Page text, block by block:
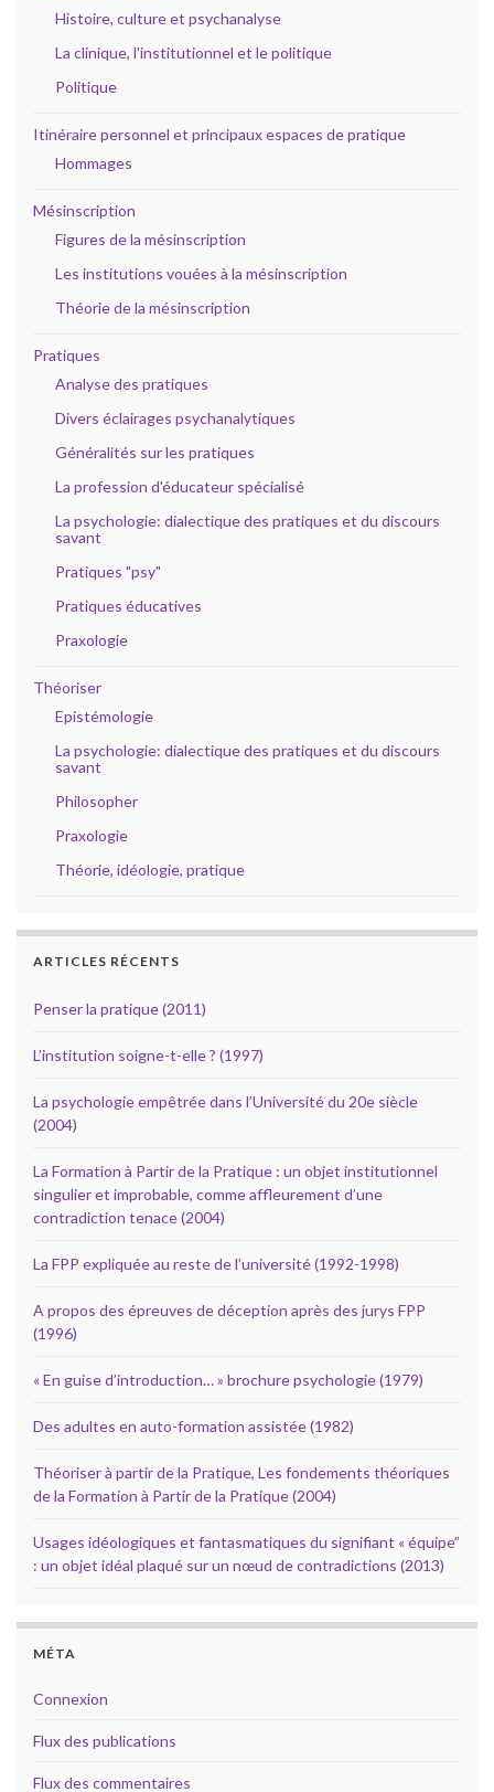
Histoire, culture et psychanalyse
La clinique, l'institutionnel et le politique
Politique
Itinéraire personnel et principaux espaces de pratique
Hommages
Mésinscription
Figures de la mésinscription
Les institutions vouées à la mésinscription
Théorie de la mésinscription
Pratiques
Analyse des pratiques
Divers éclairages psychanalytiques
Généralités sur les pratiques
La profession d'éducateur spécialisé
La psychologie: dialectique des pratiques et du discours
savant
Pratiques "psy"
Pratiques éducatives
Praxologie
Théoriser
Epistémologie
La psychologie: dialectique des pratiques et du discours
savant
Philosopher
Praxologie
Théorie, idéologie, pratique
ARTICLES RÉCENTS
Penser la pratique (2011)
L’institution soigne-t-elle ? (1997)
La psychologie empêtrée dans l’Université du 20e siècle
(2004)
La Formation à Partir de la Pratique : un objet institutionnel
singulier et improbable, comme affleurement d’une
contradiction tenace (2004)
La FPP expliquée au reste de l’université (1992-1998)
A propos des épreuves de déception après des jurys FPP
(1996)
« En guise d’introduction… » brochure psychologie (1979)
Des adultes en auto-formation assistée (1982)
Théoriser à partir de la Pratique, Les fondements théoriques
de la Formation à Partir de la Pratique (2004)
Usages idéologiques et fantasmatiques du signifiant « équipe”
: un objet idéal plaqué sur un nœud de contradictions (2013)
MÉTA
Connexion
Flux des publications
Flux des commentaires